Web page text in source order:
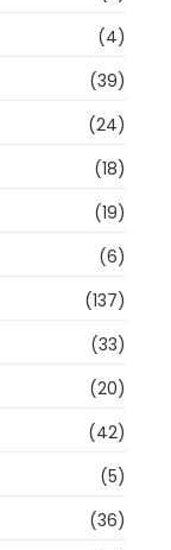
(4)
(39)
(24)
(18)
(19)
(6)
(137)
(33)
(20)
(42)
(5)
(36)